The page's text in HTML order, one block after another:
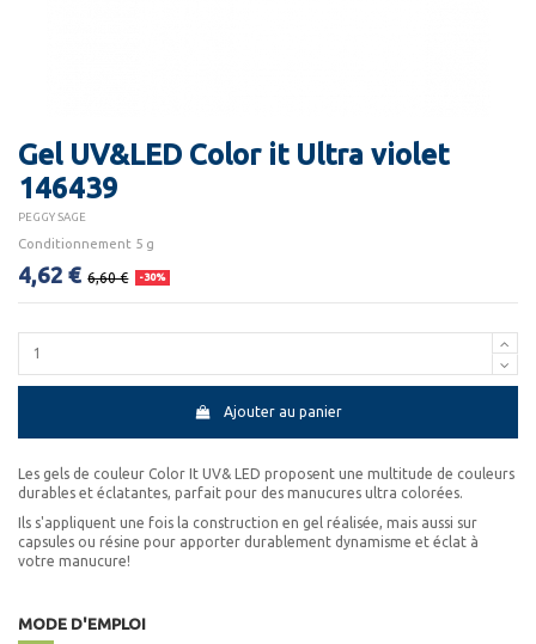
Gel UV&LED Color it Ultra violet
146439
PEGGY SAGE
Conditionnement 5 g
4,62 € 6,60 € -30%
Ajouter au panier
Les gels de couleur Color It UV& LED proposent une multitude de couleurs
durables et éclatantes, parfait pour des manucures ultra colorées.
Ils s'appliquent une fois la construction en gel réalisée, mais aussi sur
capsules ou résine pour apporter durablement dynamisme et éclat à
votre manucure!
MODE D'EMPLOI